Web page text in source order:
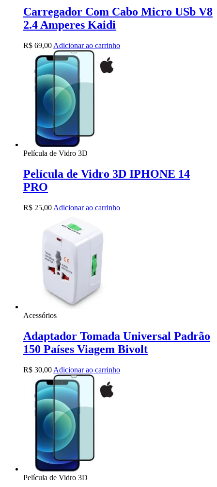
Carregador Com Cabo Micro USb V8
2.4 Amperes Kaidi
R$ 69,00 Adicionar ao carrinho
Película de Vidro 3D
Película de Vidro 3D IPHONE 14
PRO
R$ 25,00 Adicionar ao carrinho
Acessórios
Adaptador Tomada Universal Padrão
150 Países Viagem Bivolt
R$ 30,00 Adicionar ao carrinho
Película de Vidro 3D